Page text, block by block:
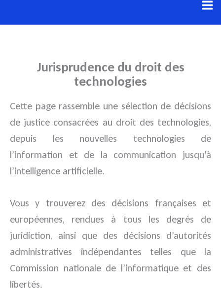
au
Jurisprudence du droit des
technologies
Cette page rassemble une sélection de décisions
de justice consacrées au droit des technologies,
depuis les nouvelles technologies de
l’information et de la communication jusqu’à
l’intelligence artificielle.
Vous y trouverez des décisions françaises et
européennes, rendues à tous les degrés de
juridiction, ainsi que des décisions d’autorités
administratives indépendantes telles que la
Commission nationale de l’informatique et des
libertés.